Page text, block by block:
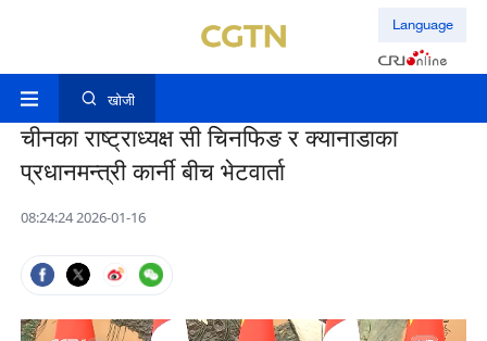
Language
खोजी
चीनका राष्ट्राध्यक्ष सी चिनफिङ र क्यानाडाका
प्रधानमन्त्री कार्नी बीच भेटवार्ता
08:24:24 2026-01-16